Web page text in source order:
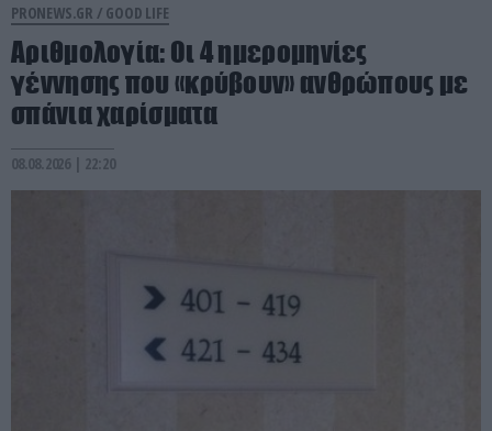
PRONEWS.GR / GOOD LIFE
Αριθμολογία: Οι 4 ημερομηνίες
γέννησης που «κρύβουν» ανθρώπους με
σπάνια χαρίσματα
08.08.2026 | 22:20